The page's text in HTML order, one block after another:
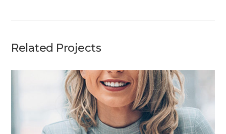
Related Projects